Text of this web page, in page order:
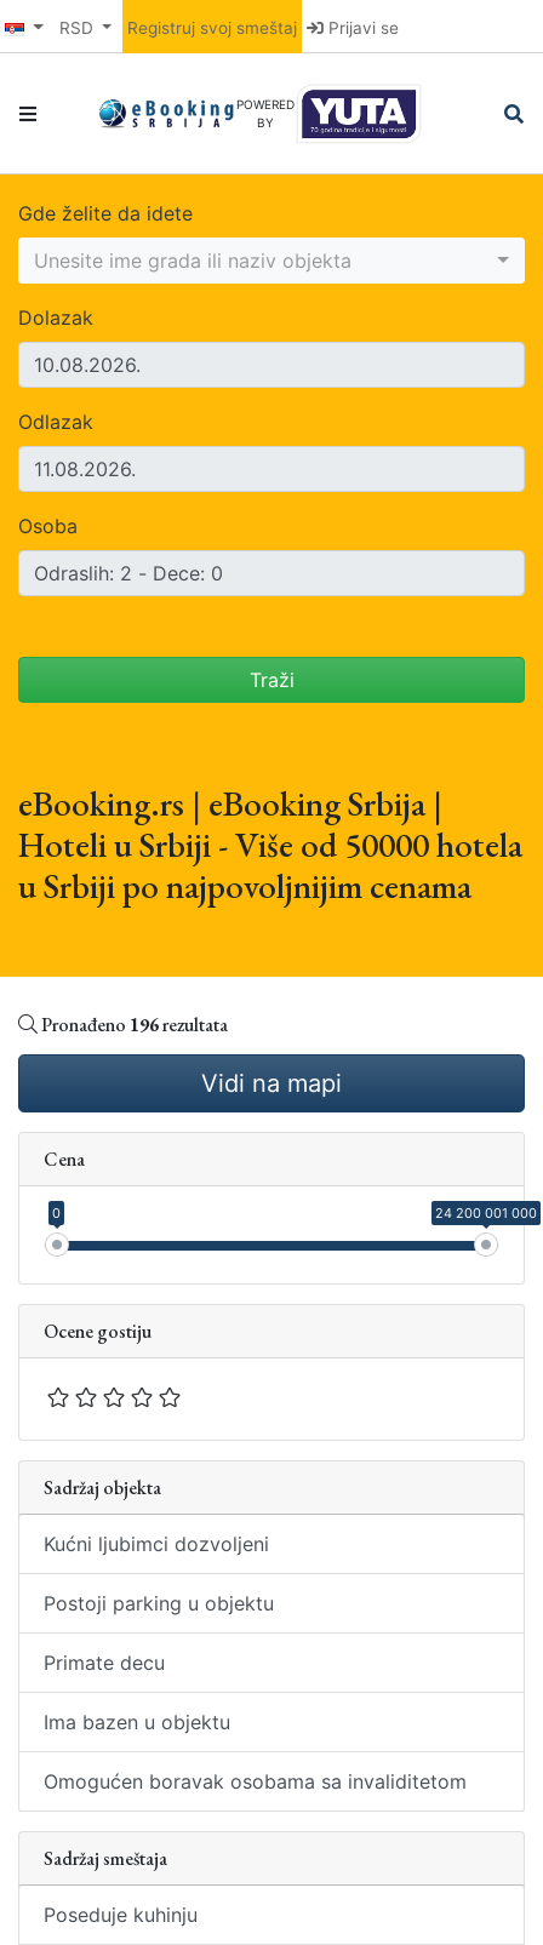
RSD Registruj svoj smeštaj Prijavi se
POWERED
BY
Gde želite da idete
Unesite ime grada ili naziv objekta
Dolazak
Odlazak
Osoba
Traži
eBooking.rs | eBooking Srbija |
Hoteli u Srbiji - Više od 50000 hotela
u Srbiji po najpovoljnijim cenama
Pronađeno 196rezultata
Vidi na mapi
Cena
0 24 200 001 000
Ocene gostiju
Sadržaj objekta
Kućni ljubimci dozvoljeni
Postoji parking u objektu
Primate decu
Ima bazen u objektu
Omogućen boravak osobama sa invaliditetom
Sadržaj smeštaja
Poseduje kuhinju